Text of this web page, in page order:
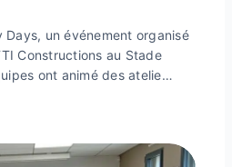
Days, un événement organisé
Constructions au Stade
ont animé des atelie…